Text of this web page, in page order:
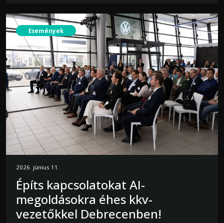
Események
2026. június 11.
Építs kapcsolatokat AI-
megoldásokra éhes kkv-
vezetőkkel Debrecenben!